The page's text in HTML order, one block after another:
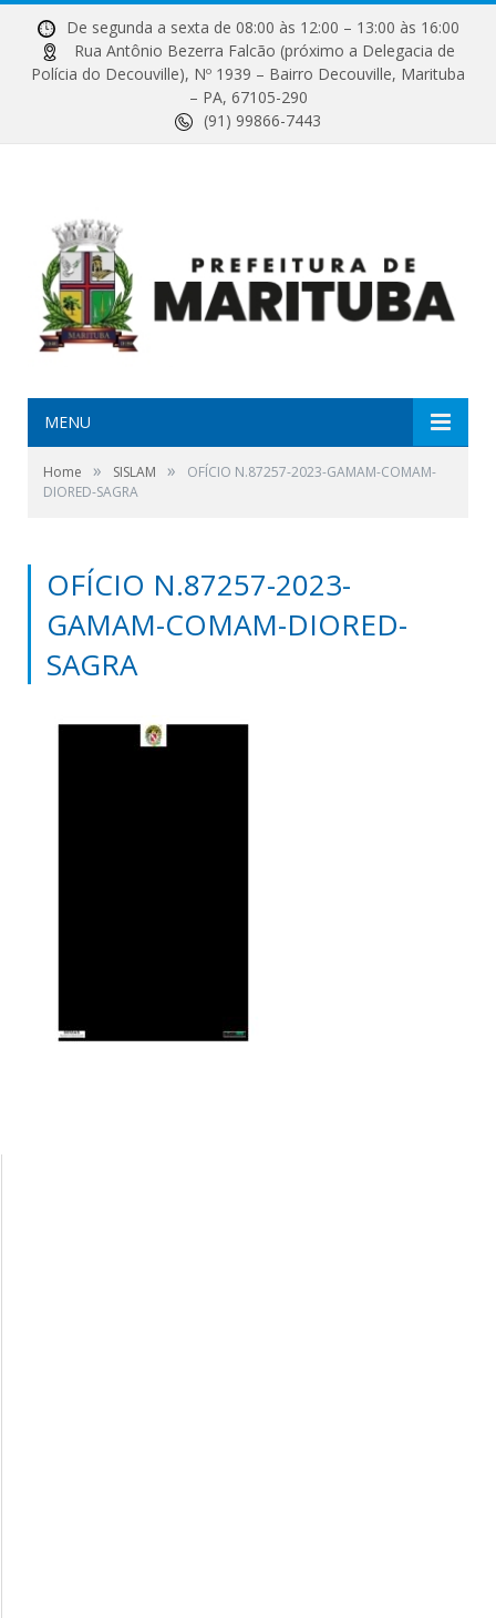
De segunda a sexta de 08:00 às 12:00 – 13:00 às 16:00
Rua Antônio Bezerra Falcão (próximo a Delegacia de
Polícia do Decouville), Nº 1939 – Bairro Decouville, Marituba
– PA, 67105-290
(91) 99866-7443
MENU
Home » SISLAM »
OFÍCIO N.87257-2023-GAMAM-COMAM-
DIORED-SAGRA
OFÍCIO N.87257-2023-
GAMAM-COMAM-DIORED-
SAGRA